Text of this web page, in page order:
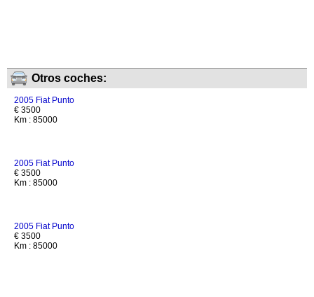
Otros coches:
2005 Fiat Punto
€ 3500
Km : 85000
2005 Fiat Punto
€ 3500
Km : 85000
2005 Fiat Punto
€ 3500
Km : 85000